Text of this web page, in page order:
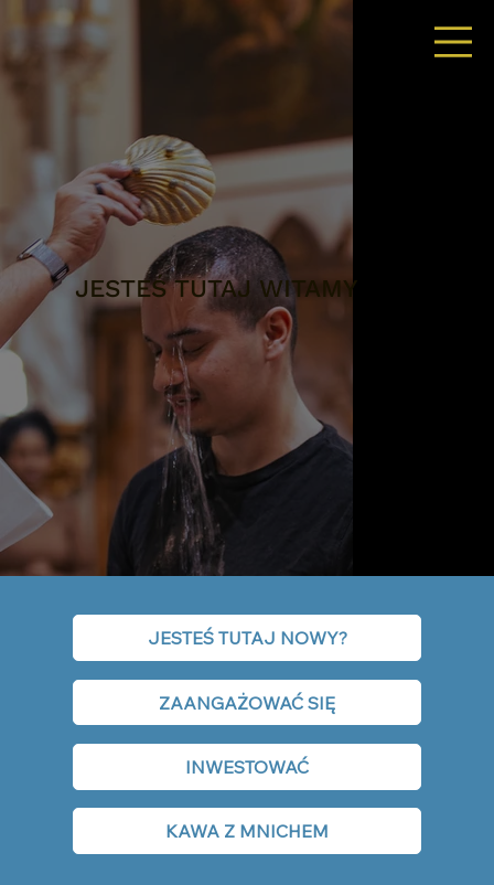
JESTEŚ TUTAJ WITAMY
JESTEŚ TUTAJ NOWY?
ZAANGAŻOWAĆ SIĘ
INWESTOWAĆ
KAWA Z MNICHEM